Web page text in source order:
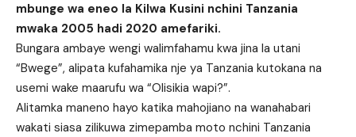
mbunge wa eneo la Kilwa Kusini nchini Tanzania
mwaka 2005 hadi 2020 amefariki.
Bungara ambaye wengi walimfahamu kwa jina la utani
“Bwege”, alipata kufahamika nje ya Tanzania kutokana na
usemi wake maarufu wa “Olisikia wapi?”.
Alitamka maneno hayo katika mahojiano na wanahabari
wakati siasa zilikuwa zimepamba moto nchini Tanzania